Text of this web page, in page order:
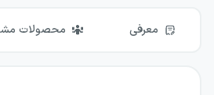
معرفی محصولات